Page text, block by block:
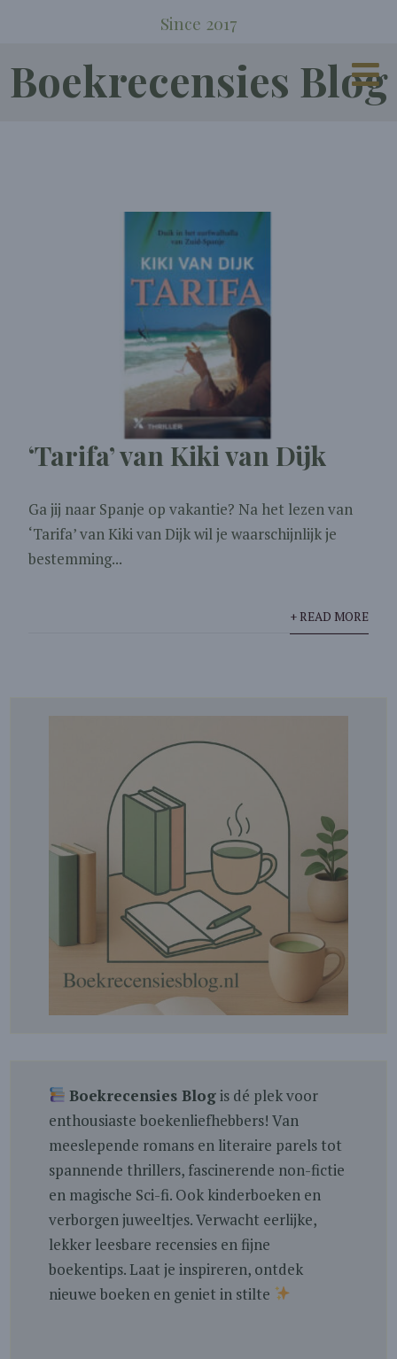
Since 2017
Boekrecensies Blog
‘Tarifa’ van Kiki van Dijk
Ga jij naar Spanje op vakantie? Na het lezen van
‘Tarifa’ van Kiki van Dijk wil je waarschijnlijk je
bestemming...
+ READ MORE
Boekrecensies Blogis dé plek voor
enthousiaste boekenliefhebbers! Van
meeslepende romans en literaire parels tot
spannende thrillers, fascinerende non-fictie
en magische Sci-fi. Ook kinderboeken en
verborgen juweeltjes. Verwacht eerlijke,
lekker leesbare recensies en fijne
boekentips. Laat je inspireren, ontdek
nieuwe boeken en geniet in stilte